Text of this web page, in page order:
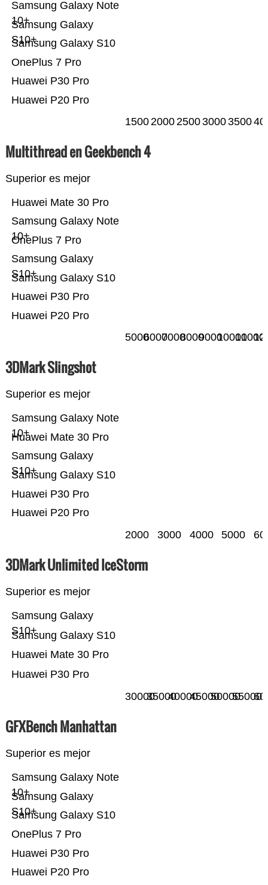
Huawei P20 Pro
Huawei P30 Pro
OnePlus 7 Pro
Samsung Galaxy S10
Samsung Galaxy
S10+
Samsung Galaxy Note
10+
15002000250030003500
Multithread en Geekbench 4
Superior es mejor
Huawei P20 Pro
Huawei P30 Pro
Samsung Galaxy S10
Samsung Galaxy
S10+
OnePlus 7 Pro
Samsung Galaxy Note
10+
Huawei Mate 30 Pro
500060007000800090001000011000
3DMark Slingshot
Superior es mejor
Huawei P20 Pro
Huawei P30 Pro
Samsung Galaxy S10
Samsung Galaxy
S10+
Huawei Mate 30 Pro
Samsung Galaxy Note
10+
2000 3000 4000 5000
3DMark Unlimited IceStorm
Superior es mejor
Huawei P30 Pro
Huawei Mate 30 Pro
Samsung Galaxy S10
Samsung Galaxy
S10+
300003500040000450005000055000
GFXBench Manhattan
Superior es mejor
Huawei P20 Pro
Huawei P30 Pro
OnePlus 7 Pro
Samsung Galaxy S10
Samsung Galaxy
S10+
Samsung Galaxy Note
10+